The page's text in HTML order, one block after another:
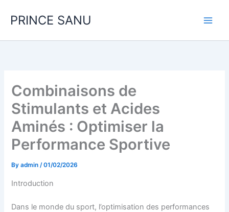
PRINCE SANU
Combinaisons de
Stimulants et Acides
Aminés : Optimiser la
Performance Sportive
Byadmin/01/02/2026
Introduction
Dans le monde du sport, l’optimisation des performances